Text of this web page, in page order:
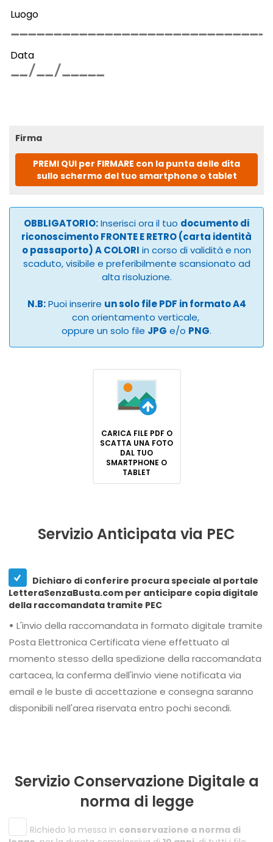
Luogo
Data
Firma
PREMI QUI per FIRMARE con la punta delle dita
sullo schermo del tuo smartphone o tablet
OBBLIGATORIO:Inserisci ora il tuo documento di
riconoscimento FRONTE E RETRO (carta identità
o passaporto) A COLORI in corso di validità e non
scaduto, visibile e preferibilmente scansionato ad
alta risoluzione.
N.B:Puoi inserire un solo file PDF in formato A4
con orientamento verticale,
oppure un solo file JPG e/o PNG.
CARICA FILE PDF O
SCATTA UNA FOTO
DAL TUO
SMARTPHONE O
TABLET
Servizio Anticipata via PEC
Dichiaro di conferire procura speciale al portale
LetteraSenzaBusta.com per anticipare copia digitale
della raccomandata tramite PEC
• L'invio della raccomandata in formato digitale tramite
Posta Elettronica Certificata viene effettuato al
momento stesso della spedizione della raccomandata
cartacea, la conferma dell'invio viene notificata via
email e le buste di accettazione e consegna saranno
disponibili nell'area riservata entro pochi secondi.
Servizio Conservazione Digitale a
norma di legge
Richiedo la messa in conservazione a norma di